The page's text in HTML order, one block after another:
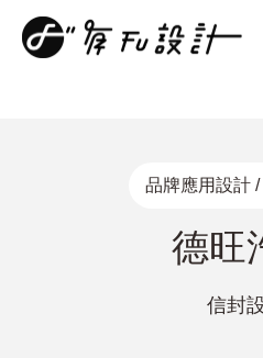
金名片、凹凸名片、質感名片、
計、打凹名片、打凸名片、壓紋
品牌應用設計
德旺
信封